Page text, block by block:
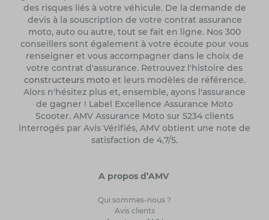
des risques liés à votre véhicule. De la demande de
devis à la souscription de votre contrat assurance
moto, auto ou autre, tout se fait en ligne. Nos 300
conseillers sont également à votre écoute pour vous
renseigner et vous accompagner dans le choix de
votre contrat d'assurance. Retrouvez l'histoire des
constructeurs motoet leurs modèles de référence.
Alors n'hésitez plus et, ensemble, ayons l'assurance
de gagner ! Label Excellence Assurance Moto
Scooter. AMV Assurance Moto sur 5234 clients
interrogés par Avis Vérifiés, AMV obtient une note de
satisfaction de 4,7/5.
A propos d’AMV
Qui sommes-nous ?
Avis clients